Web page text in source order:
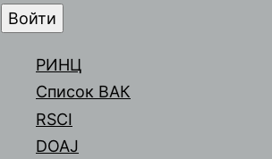
РИНЦ
Список ВАК
RSCI
DOAJ